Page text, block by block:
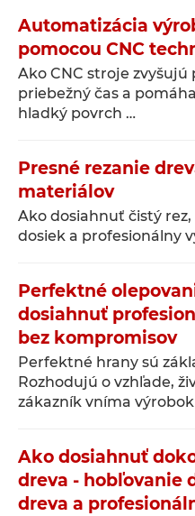
Automatizácia
pomocou CNC
Ako CNC stroje zvyšujú
priebežný čas a
hladký povrch …
Presné rezanie
materiálov
Ako dosiahnuť čistý
dosiek a profesionálny
Perfektné
dosiahnuť
bez kompromisov
Perfektné hrany sú
Rozhodujú o vzhľade,
zákazník vníma
Ako dosiahnuť
dreva - hobľovanie
dreva a